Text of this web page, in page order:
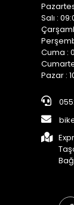
Salı :
Cuma :
Pazar :